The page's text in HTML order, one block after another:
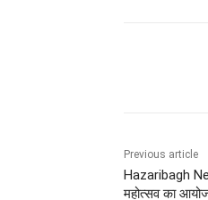
Previous article
Hazaribagh
महोत्सव का